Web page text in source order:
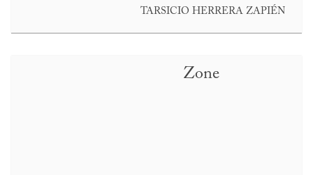
TARSICIO HERRERA ZAPIÉN
Zone